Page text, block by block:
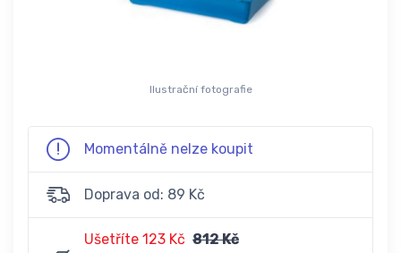
Ilustrační fotografie
Momentálně nelze koupit
Doprava od: 89 Kč
Ušetříte 123 Kč 812 Kč